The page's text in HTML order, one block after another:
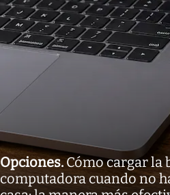
Opciones.Cómo cargar la
computadora cuando no